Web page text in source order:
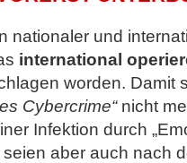
nationaler und
international
worden. Damit
Cybercrime“nicht
Infektion durch
aber auch nach